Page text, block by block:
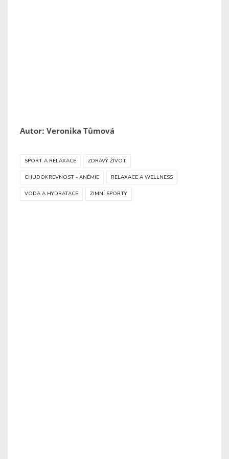
Autor: Veronika Tůmová
SPORT A RELAXACE ZDRAVÝ ŽIVOT
CHUDOKREVNOST - ANÉMIE RELAXACE A WELLNESS
VODA A HYDRATACE ZIMNÍ SPORTY